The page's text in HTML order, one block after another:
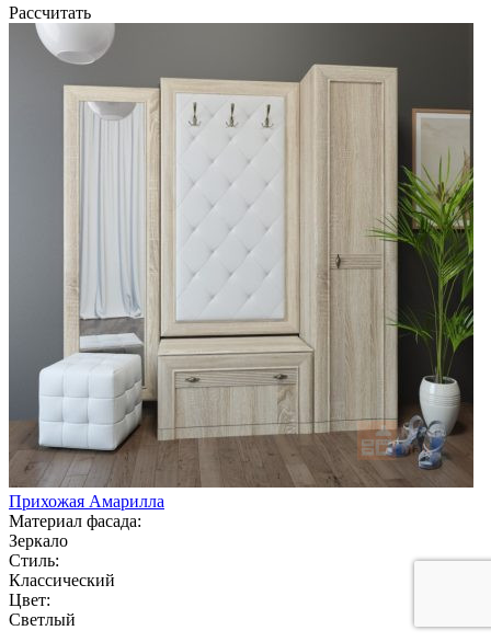
Рассчитать
Прихожая Амарилла
Материал фасада:
Зеркало
Стиль:
Классический
Цвет:
Светлый